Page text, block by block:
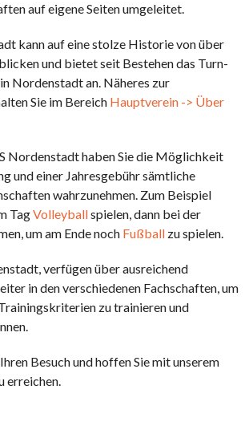
auf eigene Seiten umgeleitet.
kann auf eine stolze Historie von über
und bietet seit Bestehen das Turn-
Nordenstadt an. Näheres zur
Sie im Bereich Hauptverein -> Über
Nordenstadt haben Sie die Möglichkeit
und einer Jahresgebühr sämtliche
wahrzunehmen. Zum Beispiel
TagVolleyballspielen, dann bei der
um am Ende noch Fußball zu spielen.
verfügen über ausreichend
in den verschiedenen Fachschaften, um
zu trainieren und
Besuch und hoffen Sie mit unserem
erreichen.